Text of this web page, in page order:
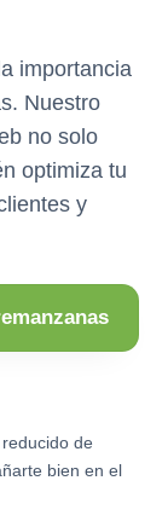
importancia
Nuestro
no solo
optimiza tu
y
de
bien en el